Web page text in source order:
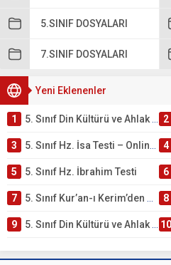
5.SINIF DOSYALARI
7.SINIF DOSYALARI
Yeni Eklenenler
1 5. Sınıf Din Kültürü ve Ahlak Bilgisi 4. Ünite: Peygamber Kıssaları Çalışmaları 2
3 5. Sınıf Hz. İsa Testi – Online Çöz 4
5 5. Sınıf Hz. İbrahim Testi 6
7 5. Sınıf Kur’an-ı Kerim’den Öğütler – Peygamber Kıssaları Testi – Online Çöz 8
9 5. Sınıf Din Kültürü ve Ahlak Bilgisi 3. Ünite: Kur’an-ı Kerim Çalışmaları 10